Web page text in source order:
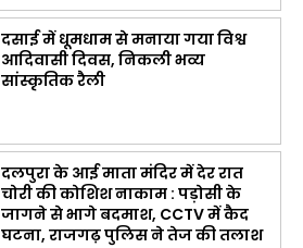
दसाई में धूमधाम से मनाया गया विश्व
आदिवासी दिवस, निकली भव्य
सांस्कृतिक रैली
दलपुरा के आई माता मंदिर में देर रात
चोरी की कोशिश नाकाम : पड़ोसी के
जागने से भागे बदमाश, CCTV में कैद
घटना, राजगढ़ पुलिस ने तेज की तलाश